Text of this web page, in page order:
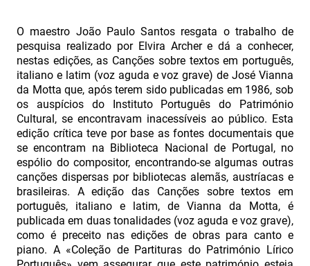
O maestro João Paulo Santos resgata o trabalho de
pesquisa realizado por Elvira Archer e dá a conhecer,
nestas edições, as Canções sobre textos em português,
italiano e latim (voz aguda e voz grave) de José Vianna
da Motta que, após terem sido publicadas em 1986, sob
os auspícios do Instituto Português do Património
Cultural, se encontravam inacessíveis ao público. Esta
edição crítica teve por base as fontes documentais que
se encontram na Biblioteca Nacional de Portugal, no
espólio do compositor, encontrando-se algumas outras
canções dispersas por bibliotecas alemãs, austríacas e
brasileiras. A edição das Canções sobre textos em
português, italiano e latim, de Vianna da Motta, é
publicada em duas tonalidades (voz aguda e voz grave),
como é preceito nas edições de obras para canto e
piano. A «Coleção de Partituras do Património Lírico